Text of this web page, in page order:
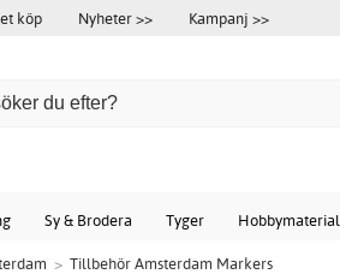
köp Nyheter >> Kampanj >>
Sy & Brodera Tyger Hobbymaterial
> Tillbehör Amsterdam Markers